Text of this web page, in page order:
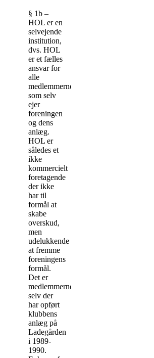
§ 1b –
HOL er en
selvejende
institution,
dvs. HOL
er et fælles
ansvar for
alle
medlemmerne,
som selv
ejer
foreningen
og dens
anlæg.
HOL er
således et
ikke
kommercielt
foretagende
der ikke
har til
formål at
skabe
overskud,
men
udelukkende
at fremme
foreningens
formål.
Det er
medlemmerne
selv der
har opført
klubbens
anlæg på
Ladegården
i 1989-
1990.